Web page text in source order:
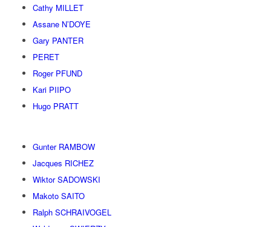
Cathy MILLET
Assane N’DOYE
Gary PANTER
PERET
Roger PFUND
Kari PIIPO
Hugo PRATT
Gunter RAMBOW
Jacques RICHEZ
Wiktor SADOWSKI
Makoto SAITO
Ralph SCHRAIVOGEL